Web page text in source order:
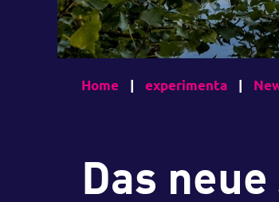
Home | experimenta |
Das